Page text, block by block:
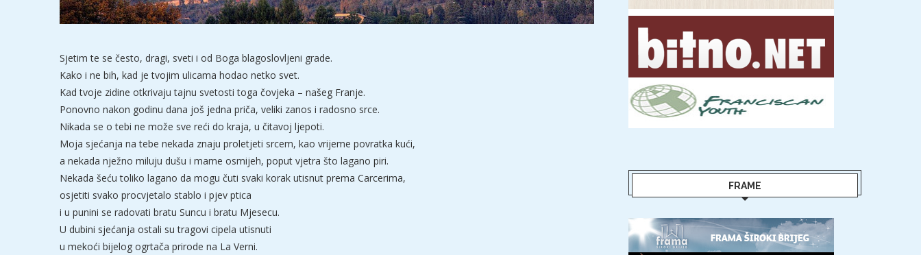
Sjetim te se često, dragi, sveti i od Boga blagoslovljeni grade.
Kako i ne bih, kad je tvojim ulicama hodao netko svet.
Kad tvoje zidine otkrivaju tajnu svetosti toga čovjeka – našeg Franje.
Ponovno nakon godinu dana još jedna priča, veliki zanos i radosno srce.
Nikada se o tebi ne može sve reći do kraja, u čitavoj ljepoti.
Moja sjećanja na tebe nekada znaju proletjeti srcem, kao vrijeme povratka kući,
a nekada nježno miluju dušu i mame osmijeh, poput vjetra što lagano piri.
Nekada šeću toliko lagano da mogu čuti svaki korak utisnut prema Carcerima,
osjetiti svako procvjetalo stablo i pjev ptica
i u punini se radovati bratu Suncu i bratu Mjesecu.
U dubini sjećanja ostali su tragovi cipela utisnuti
u mekoći bijelog ogrtača prirode na La Verni.
FRAME